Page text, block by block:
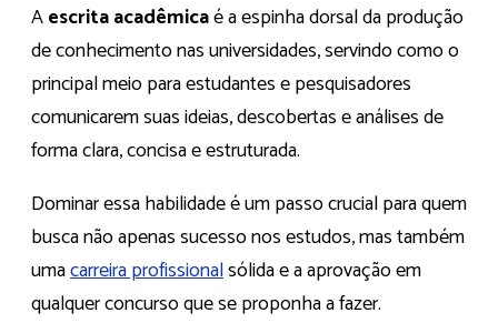
Aescrita acadêmicaé a espinha dorsal da produção
de conhecimento nas universidades, servindo como o
principal meio para estudantes e pesquisadores
comunicarem suas ideias, descobertas e análises de
forma clara, concisa e estruturada.
Dominar essa habilidade é um passo crucial para quem
busca não apenas sucesso nos estudos, mas também
umacarreira profissionalsólida e a aprovação em
qualquer concurso que se proponha a fazer.